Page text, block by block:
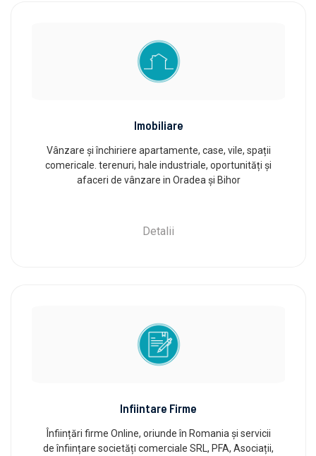
Imobiliare
Vânzare și închiriere apartamente, case, vile, spații
comericale. terenuri, hale industriale, oportunități și
afaceri de vânzare in Oradea și Bihor
Detalii
Infiintare Firme
Înființări firme Online, oriunde în Romania și servicii
de înființare societăți comerciale SRL, PFA, Asociații,